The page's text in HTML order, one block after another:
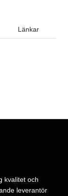
Länkar
kvalitet och
leverantör